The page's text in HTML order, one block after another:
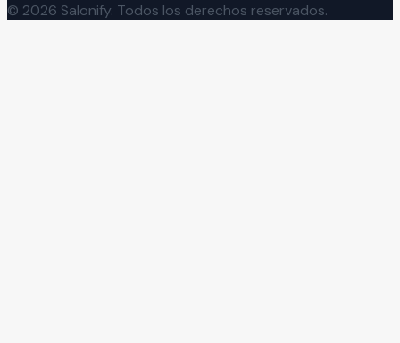
© 2026 Salonify. Todos los derechos reservados.